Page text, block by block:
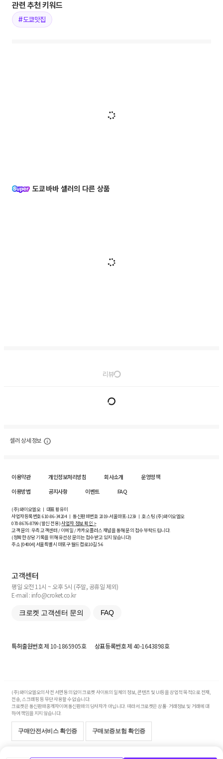
관련 추천 키워드
#도쿄맛집
도쿄바바 셀러의 다른 상품
리뷰
셀러 상세 정보
이용약관 개인정보처리방침 회사소개
운영정책
이용방법
공지사항 이벤트 FAQ
(주)와이오엘오 ㅣ 대표 황유미
사업자등록번호610-86-34204ㅣ 통신판매번호 2019-서울마포-1239 ㅣ 호스팅 (주)와이오엘오
070-8676-8799 (발신 전용)사업자 정보 확인 >
고객 문의: 우측 고객센터 / 이메일 / 카카오플러스 채널을 통해 문의 접수 부탁드립니다.
(정확한 상담 기록을 위해 유선상 문의는 접수받고 있지 않습니다)
주소 [04004] 서울특별시 마포구 월드컵로10길5-6
고객센터
평일 오전 11시 ~ 오후 5시 (주말, 공휴일 제외)
E-mail : info@croket.co.kr
크로켓 고객센터 문의 FAQ
특허출원번호제 10-1865905호 상표등록번호제 40-1643898호
(주)와이오엘오의 사전 서면 동의 없이 크로켓 사이트의 일체의 정보, 콘텐츠 및 UI등을 상업적 목적으로 전재,
전송, 스크래핑 등 무단 사용할 수 없습니다.
크로켓은 통신판매중개자이며 통신판매의 당사자가 아닙니다. 따라서 크로켓은 상품·거래정보 및 거래에 대
하여 책임을 지지 않습니다.
구매안전서비스 확인증 구매보증보험 확인증